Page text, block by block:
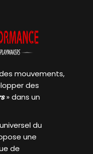
mouvements,
des
» dans un
du
une
de